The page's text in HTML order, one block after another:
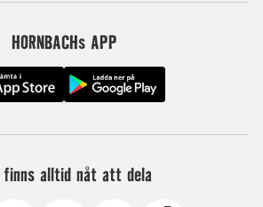
HORNBACHs APP
finns alltid nåt att dela